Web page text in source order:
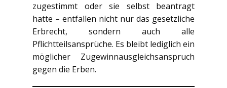
zugestimmt oder sie selbst beantragt
hatte – entfallen nicht nur das gesetzliche
Erbrecht, sondern auch alle
Pflichtteilsansprüche. Es bleibt lediglich ein
möglicher Zugewinnausgleichsanspruch
gegen die Erben.